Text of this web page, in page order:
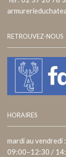
RETROUVEZ-NOUS
HORAIRES
mardi au vendredi :
09:00–12:30 /